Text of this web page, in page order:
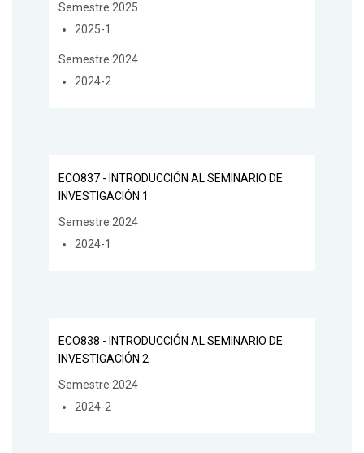
Semestre 2025
2025-1
Semestre 2024
2024-2
ECO837 - INTRODUCCIÓN AL SEMINARIO DE
INVESTIGACIÓN 1
Semestre 2024
2024-1
ECO838 - INTRODUCCIÓN AL SEMINARIO DE
INVESTIGACIÓN 2
Semestre 2024
2024-2